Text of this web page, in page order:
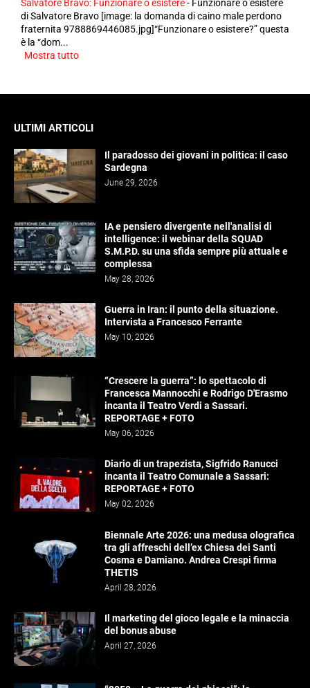
Salvatore Bravo: Funzionare o esistere- Funzionare o esistere
di Salvatore Bravo [image: la domanda di caino male perdono
fraternita 9788869446085.jpg]“Funzionare o esistere?” questa
è la “dom...
Mostra tutto
ULTIMI ARTICOLI
Il paradosso dei giovani in politica: il caso
Sardegna
June 29, 2026
IA e pensiero divergente nell'analisi di
intelligence: il webinar della SQUAD
S.M.P.D. su una sfida sempre più attuale e
complessa
May 28, 2026
Guerra in Iran: il punto della situazione.
Intervista a Francesco Ferrante
May 10, 2026
“Crescere la guerra”: lo spettacolo di
Francesca Mannocchi e Rodrigo D'Erasmo
incanta il Teatro Verdi a Sassari.
REPORTAGE + FOTO
May 06, 2026
Diario di un trapezista, Sigfrido Ranucci
incanta il Teatro Comunale a Sassari:
REPORTAGE + FOTO
May 02, 2026
Biennale Arte 2026: una medusa olografica
tra gli affreschi dell’ex Chiesa dei Santi
Cosma e Damiano. Andrea Crespi firma
THETIS
April 28, 2026
Il marketing del gioco legale e la minaccia
del bonus abuse
April 27, 2026